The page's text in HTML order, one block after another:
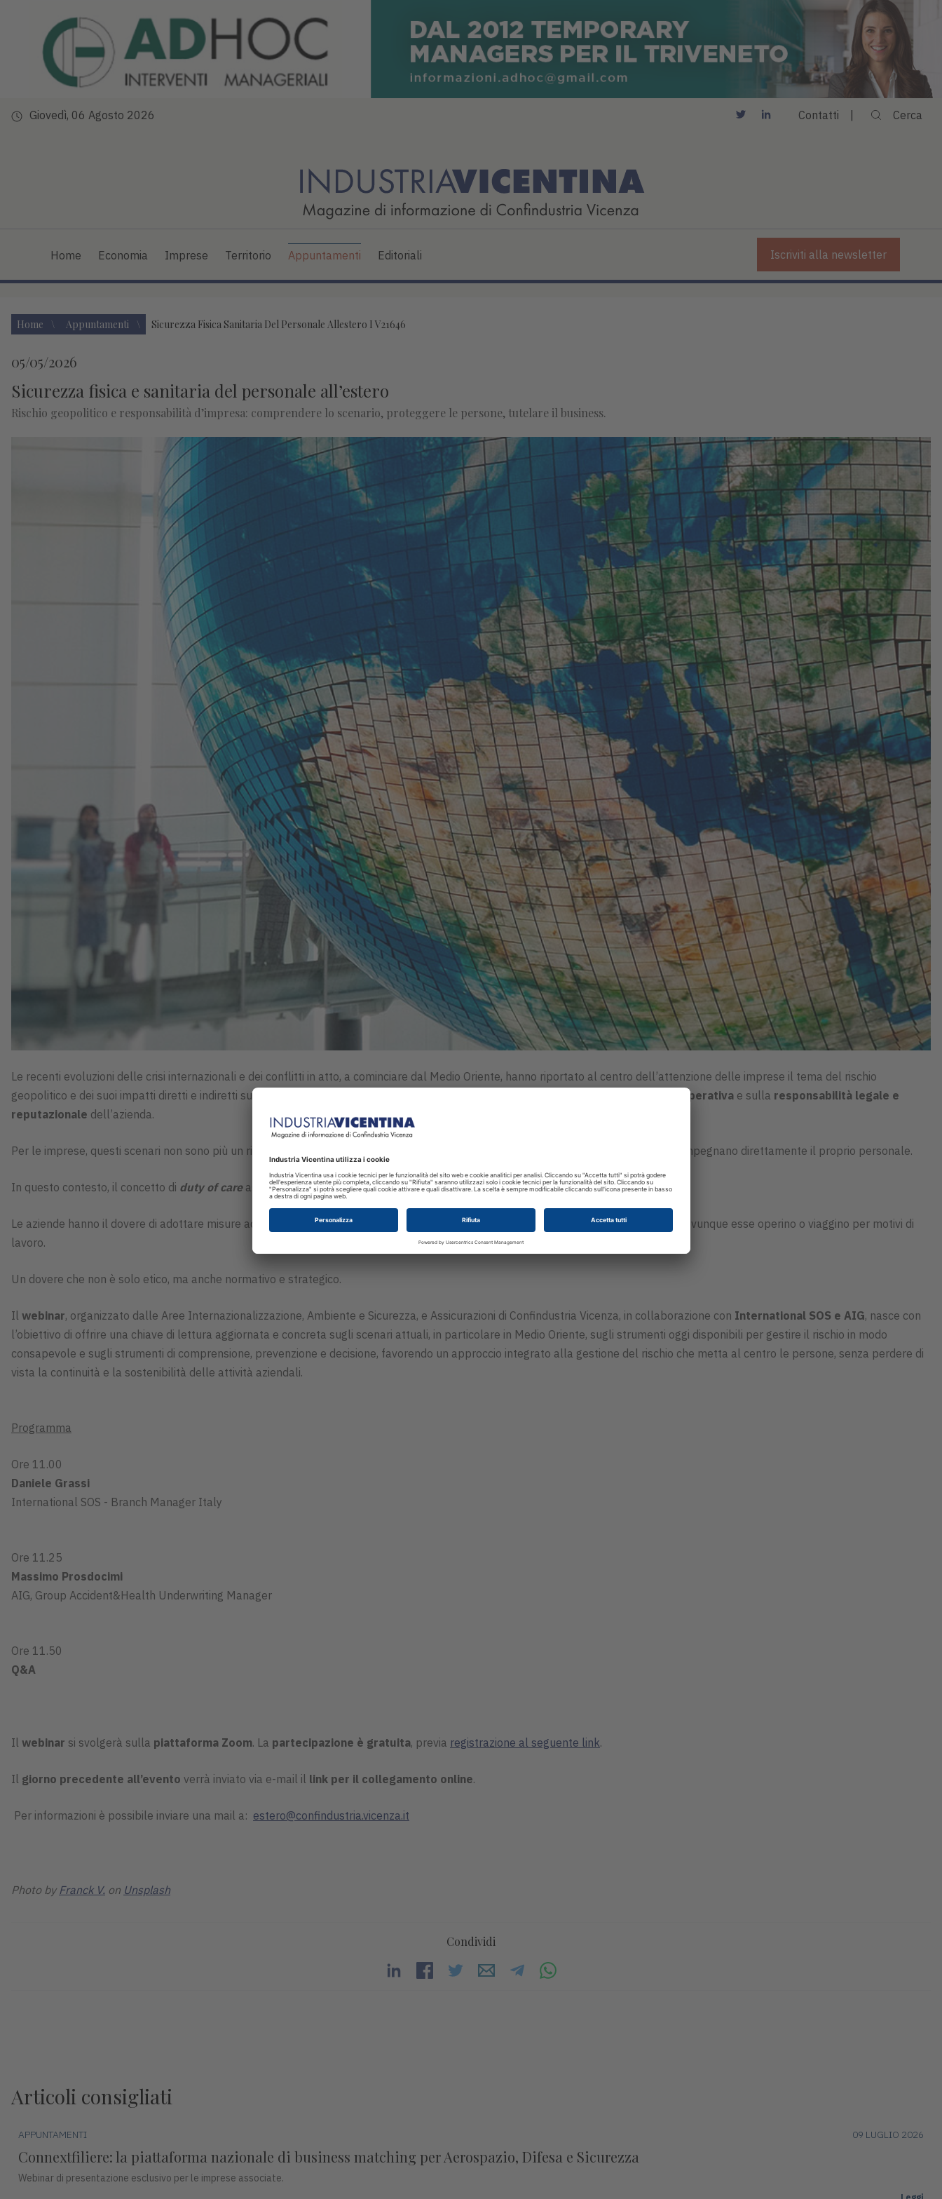
Giovedì, 06 Agosto 2026 Contatti Cerca
Home Economia Imprese Territorio Appuntamenti Editoriali Iscriviti alla newsletter
Home Appuntamenti Sicurezza Fisica Sanitaria Del Personale Allestero I V21646
05/05/2026
Sicurezza fisica e sanitaria del personale all’estero
Rischio geopolitico e responsabilità d’impresa: comprendere lo scenario, proteggere le persone, tutelare il business.
Le recenti evoluzioni delle crisi internazionali e dei conflitti in atto, a cominciare dal Medio Oriente, hanno riportato al centro dell’attenzione delle imprese il tema del rischio
geopolitico e dei suoi impatti diretti e indiretti sulle attività aziendali, incidendo anche sulla
continuità operativa e sulla responsabilità legale e
reputazionale dell’azienda.
Per le imprese, questi scenari non sono più un rischio remoto, ma una variabile concreta che può incidere sulle attività all’estero che impegnano direttamente il proprio personale.
In questo contesto, il concetto di duty of careassume un ruolo centrale.
Le aziende hanno il dovere di adottare misure adeguate perproteggere
la salute, la sicurezza e il benessere delle proprie persone, ovunque esse operino o viaggino per motivi di
lavoro.
Un dovere che non è solo etico, ma anche normativo e strategico.
Il webinar, organizzato dalle Aree Internazionalizzazione, Ambiente e Sicurezza, e Assicurazioni di Confindustria Vicenza, in collaborazione con International SOS e AIG, nasce con
l’obiettivo di offrire una chiave di lettura aggiornata e concreta sugli scenari attuali, in particolare in Medio Oriente, sugli strumenti oggi disponibili per gestire il rischio in modo
consapevole e sugli strumenti di comprensione, prevenzione e decisione, favorendo un approccio integrato alla gestione del rischio che metta al centro le persone, senza perdere di
vista la continuità e la sostenibilità delle attività aziendali.
Programma
Ore 11.00
Daniele Grassi
International SOS - Branch Manager Italy
Ore 11.25
Massimo Prosdocimi
AIG, Group Accident&Health Underwriting Manager
Ore 11.50
Q&A
Il webinar si svolgerà sulla piattaforma Zoom. La partecipazione è gratuita, previa registrazione al seguente link.
Il giorno precedente all’evento verrà inviato via e-mail il link per il collegamento online.
Per informazioni è possibile inviare una mail a: estero@confindustria.vicenza.it
Photo by Franck V. on Unsplash
Condividi
Articoli consigliati
APPUNTAMENTI 09 LUGLIO 2026
Connextfiliere: la piattaforma nazionale di business matching per Aerospazio, Difesa e Sicurezza
Webinar di presentazione esclusivo per le imprese associate.